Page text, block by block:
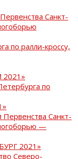
Санкт-
по ралли-кроссу,
по
Санкт-
—
2021»
Северо-